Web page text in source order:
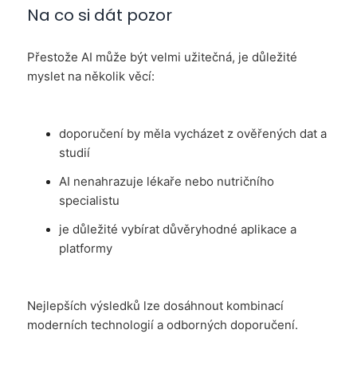
Na co si dát pozor
Přestože AI může být velmi užitečná, je důležité
myslet na několik věcí:
doporučení by měla vycházet z ověřených dat a
studií
AI nenahrazuje lékaře nebo nutričního
specialistu
je důležité vybírat důvěryhodné aplikace a
platformy
Nejlepších výsledků lze dosáhnout kombinací
moderních technologií a odborných doporučení.